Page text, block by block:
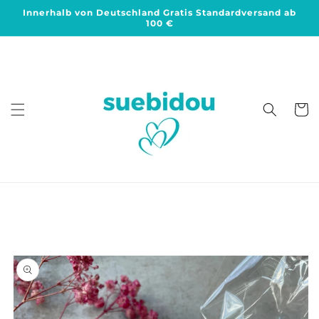
zum
Innerhalb von Deutschland Gratis Standardversand ab
100 €